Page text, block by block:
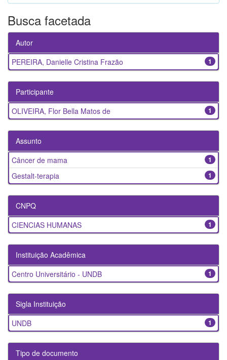
Busca facetada
Autor
1
PEREIRA, Danielle Cristina Frazão
Participante
1
OLIVEIRA, Flor Bella Matos de
Assunto
1
Câncer de mama
1
Gestalt-terapia
CNPQ
1
CIENCIAS HUMANAS
Instituição Acadêmica
1
Centro Universitário - UNDB
Sigla Instituição
1
UNDB
Tipo de documento